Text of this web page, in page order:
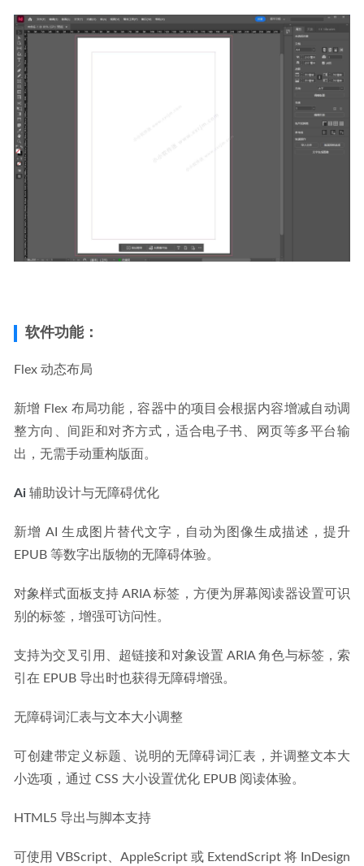
软件功能：
Flex 动态布局​
新增 Flex 布局功能，容器中的项目会根据内容增减自动调
整方向、间距和对齐方式，适合电子书、网页等多平台输
出，无需手动重构版面。
Ai 辅助设计与无障碍优化​
新增 AI 生成图片替代文字，自动为图像生成描述，提升
EPUB 等数字出版物的无障碍体验。
对象样式面板支持 ARIA 标签，方便为屏幕阅读器设置可识
别的标签，增强可访问性。
支持为交叉引用、超链接和对象设置 ARIA 角色与标签，索
引在 EPUB 导出时也获得无障碍增强。
无障碍词汇表与文本大小调整​
可创建带定义标题、说明的无障碍词汇表，并调整文本大
小选项，通过 CSS 大小设置优化 EPUB 阅读体验。
HTML5 导出与脚本支持​
可使用 VBScript、AppleScript 或 ExtendScript 将 InDesign